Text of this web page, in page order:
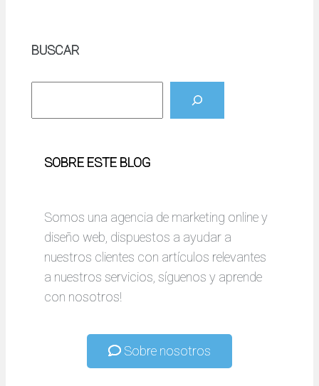
BUSCAR
SOBRE ESTE BLOG
Somos una agencia de marketing online y
diseño web, dispuestos a ayudar a
nuestros clientes con artículos relevantes
a nuestros servicios, síguenos y aprende
con nosotros!
Sobre nosotros